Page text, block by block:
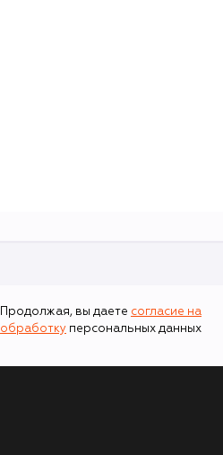
Продолжая, вы даете согласие на
обработку персональных данных